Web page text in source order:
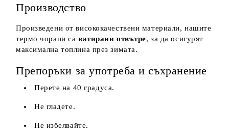
Производство
Произведени от висококачествени материали, нашите
термо чорапи са ватирани отвътре, за да осигурят
максимална топлина през зимата.
Препоръки за употреба и съхранение
Перете на 40 градуса.
Не гладете.
Не избелвайте.